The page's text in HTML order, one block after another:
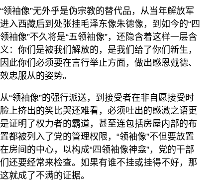
“领袖像”无外乎是伪宗教的替代品，从当年解放军
进入西藏后到处张挂毛泽东像朱德像，到如今的“四
领袖像”不久将是“五领袖像”，还隐含着这样一层含
义：你们是被我们解放的，是我们给了你们新生，
因此你们必须要在言行举止方面，做出感恩戴德、
效忠服从的姿势。
从“领袖像”的强行派送，到接受者在非自愿接受时
脸上挤出的笑比哭还难看，必须吐出的感激之语更
是证明了权力者的霸道，甚至连包括房屋内部的布
置都被列入了党的管理权限，“领袖像”不但要放置
在房间的中心，以构成“四领袖像神龛”，党的干部
们还要经常来检查。如果有谁不挂或挂得不好，那
这就成了不满的证据。